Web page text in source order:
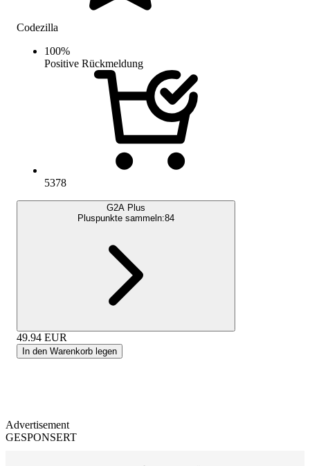
Codezilla
100%
Positive Rückmeldung
5378
G2A Plus
Pluspunkte sammeln:84
49.94 EUR
In den Warenkorb legen
Advertisement
GESPONSERT